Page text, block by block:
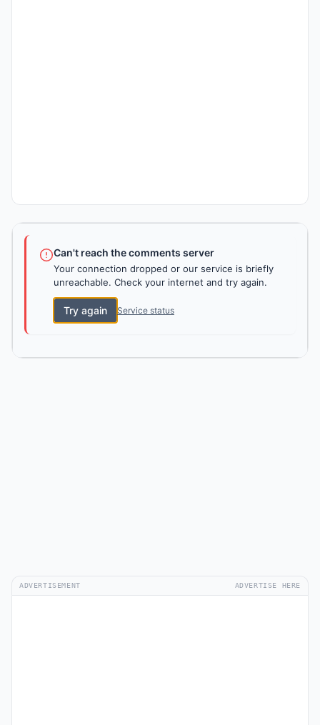
Can't reach the comments server
Your connection dropped or our service is briefly
unreachable. Check your internet and try again.
Try again Service status
ADVERTISEMENT ADVERTISE HERE